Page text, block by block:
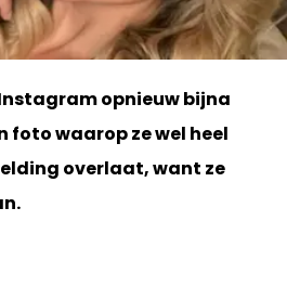
opnieuw bijna
foto waarop ze wel heel
overlaat, want ze